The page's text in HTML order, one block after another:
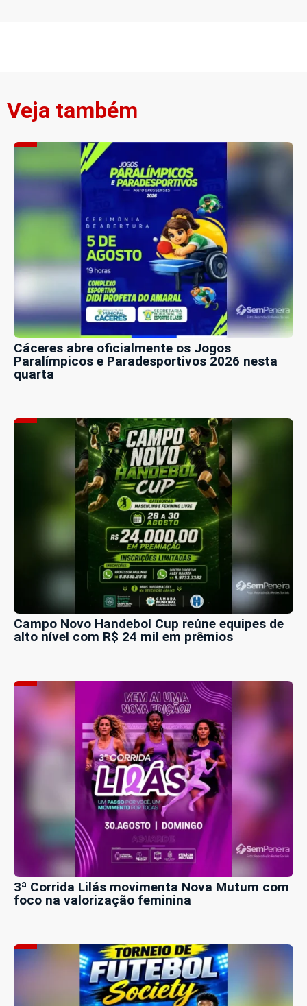
Veja também
Cáceres abre oficialmente os Jogos
Paralímpicos e Paradesportivos 2026 nesta
quarta
Campo Novo Handebol Cup reúne equipes de
alto nível com R$ 24 mil em prêmios
3ª Corrida Lilás movimenta Nova Mutum com
foco na valorização feminina